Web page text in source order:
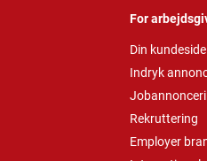
For
Din kundeside
Indryk
Rekruttering
Employer